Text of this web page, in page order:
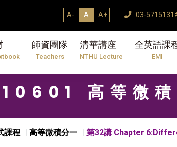
A- A A+ 03-
師資團隊
Teachers
清華講座
NTHU Lecture
全英語課
EMI
10601 高等微積
課程 高等微積分一 第32講 Chapter